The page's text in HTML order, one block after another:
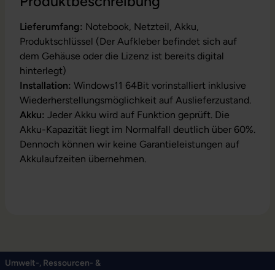
Lieferumfang: Notebook, Netzteil, Akku,
Produktschlüssel (Der Aufkleber befindet sich auf
dem Gehäuse oder die Lizenz ist bereits digital
hinterlegt)
Installation: Windows11 64Bit vorinstalliert inklusive
Wiederherstellungsmöglichkeit auf Auslieferzustand.
Akku: Jeder Akku wird auf Funktion geprüft. Die
Akku-Kapazität liegt im Normalfall deutlich über 60%.
Dennoch können wir keine Garantieleistungen auf
Akkulaufzeiten übernehmen.
Umwelt-, Ressourcen- &